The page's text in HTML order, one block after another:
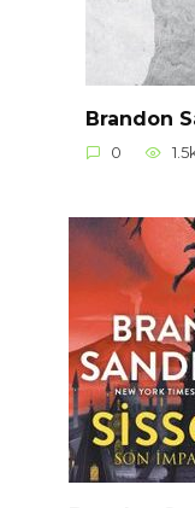
Brandon
0